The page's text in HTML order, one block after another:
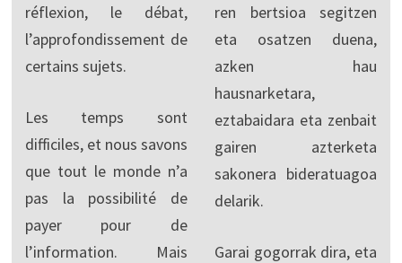
réflexion, le débat,
l’approfondissement de
certains sujets.
Les temps sont
difficiles, et nous savons
que tout le monde n’a
pas la possibilité de
payer pour de
l’information. Mais
ren bertsioa segitzen
eta osatzen duena,
azken hau
hausnarketara,
eztabaidara eta zenbait
gairen azterketa
sakonera bideratuagoa
delarik.
Garai gogorrak dira, eta